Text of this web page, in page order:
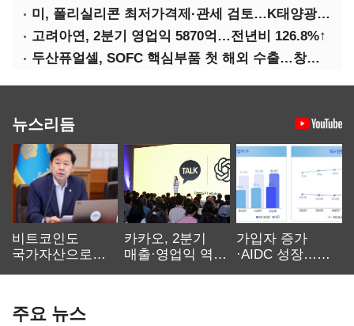
미, 폴리실리콘 최저가격제·관세 검토…K태양광 입지 확대 기대
고려아연, 2분기 영업익 5870억…전년비 126.8%↑
두산퓨얼셀, SOFC 핵심부품 첫 해외 수출…창사 이래 최대 규모
뉴스리듬
비트코인도
국가자산으로…'
카카오, 2분기
매출·영업익 역대
가입자 증가
·AIDC 성장…
주요 뉴스